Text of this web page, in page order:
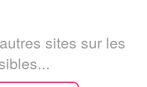
sites sur les